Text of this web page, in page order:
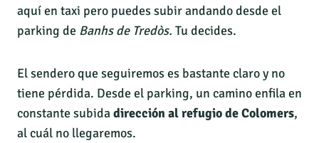
aquí en taxi pero puedes subir andando desde el
parking de Banhs de Tredòs. Tu decides.
El sendero que seguiremos es bastante claro y no
tiene pérdida. Desde el parking, un camino enfila en
constante subidadirección al refugio de Colomers,
al cuál no llegaremos.